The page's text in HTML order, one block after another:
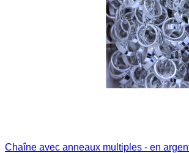
Chaîne avec anneaux multiples - en